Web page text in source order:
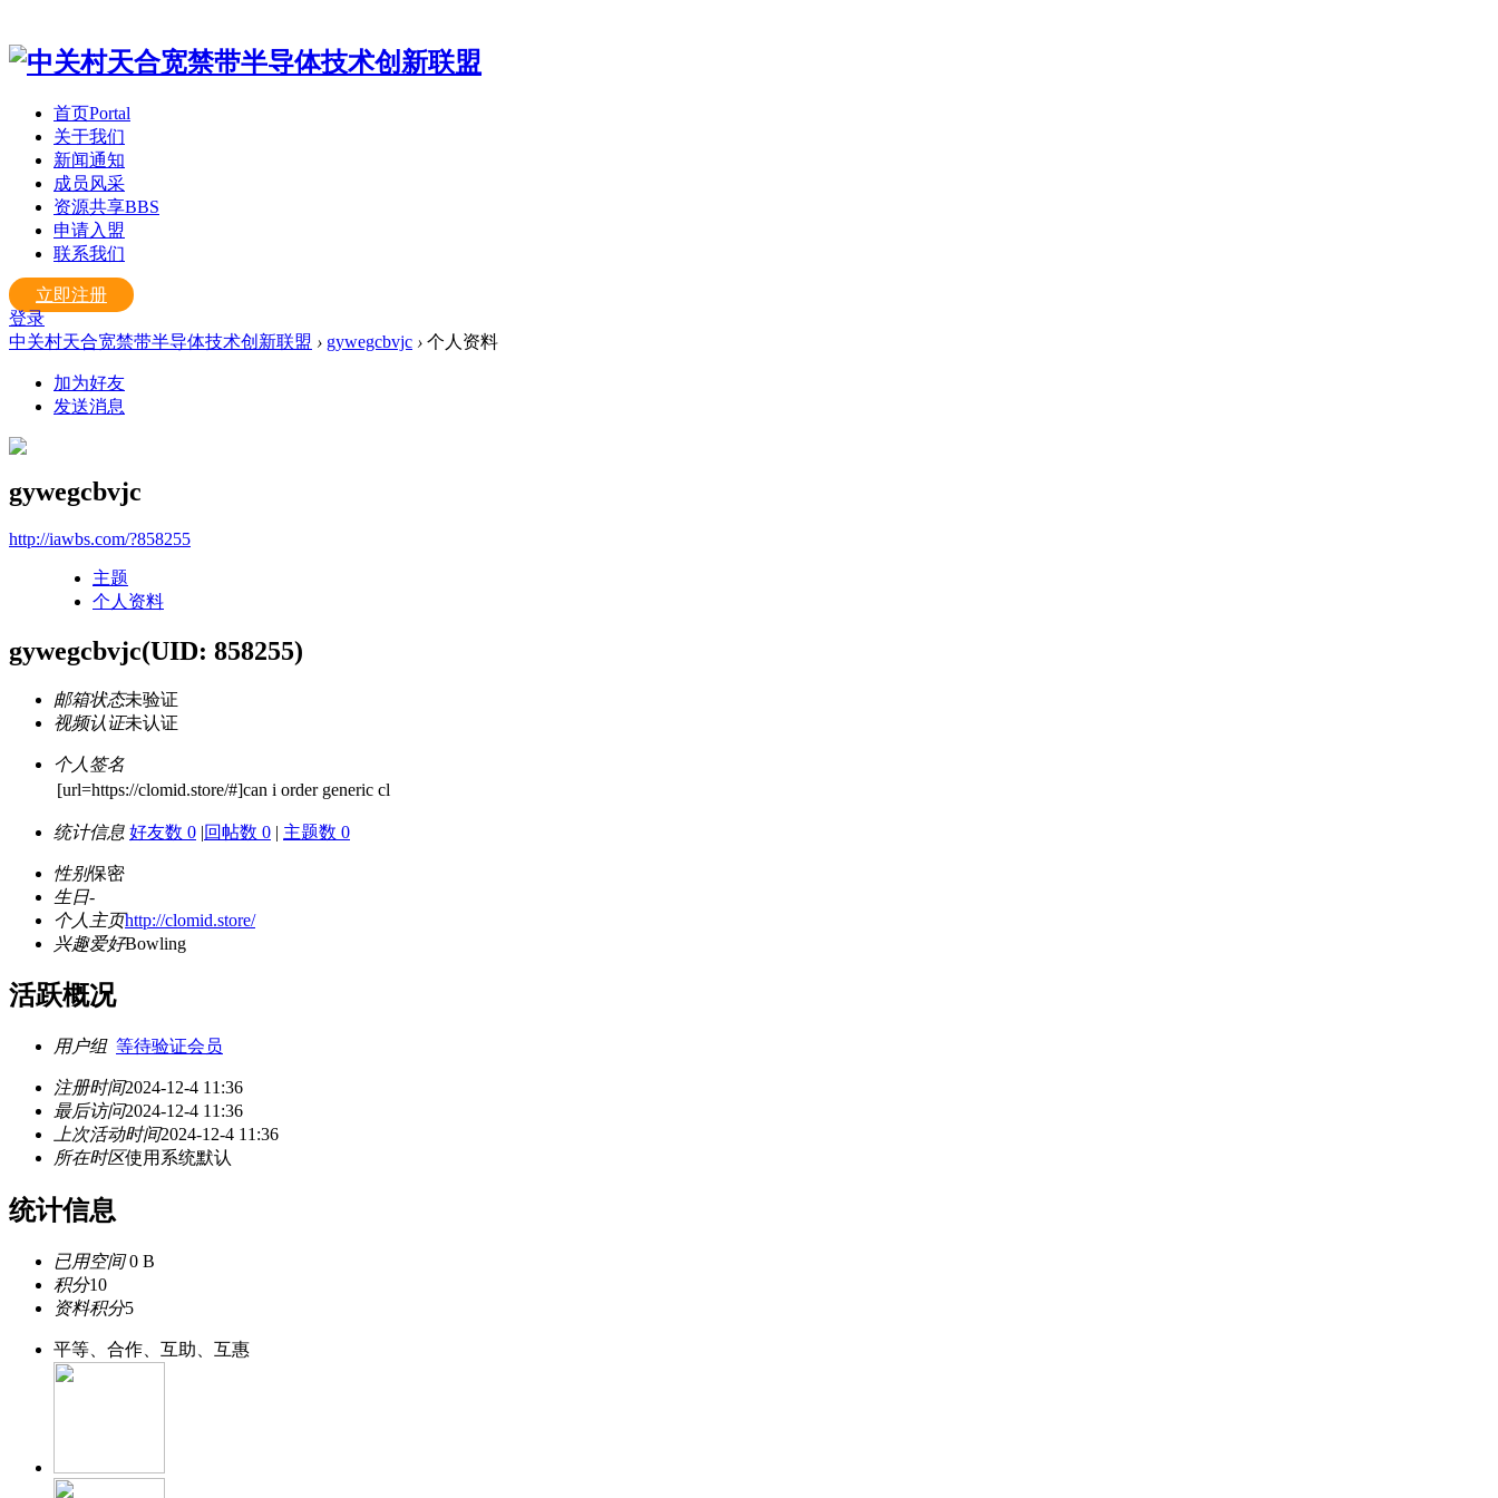
首页Portal
关于我们
新闻通知
成员风采
资源共享BBS
申请入盟
联系我们
立即注册
登录
中关村天合宽禁带半导体技术创新联盟 › gywegcbvjc › 个人资料
加为好友
发送消息
gywegcbvjc
http://iawbs.com/?858255
主题
个人资料
gywegcbvjc(UID: 858255)
邮箱状态未验证
视频认证未认证
个人签名
[url=https://clomid.store/#]can i order generic cl
统计信息 好友数 0 |回帖数 0 | 主题数 0
性别保密
生日-
个人主页http://clomid.store/
兴趣爱好Bowling
活跃概况
用户组 等待验证会员
注册时间2024-12-4 11:36
最后访问2024-12-4 11:36
上次活动时间2024-12-4 11:36
所在时区使用系统默认
统计信息
已用空间0 B
积分10
资料积分5
平等、合作、互助、互惠